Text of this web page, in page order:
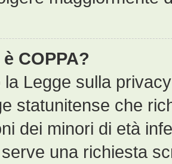
COPPA?
la Legge sulla
statunitense che
dei minori di età
una richiesta